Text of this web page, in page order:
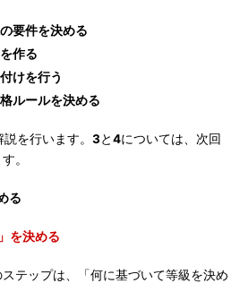
要件を決める
作る
けを行う
ルールを決める
を行います。 3と4については、次回
。
る
を決める
テップは、「何に基づいて等級を決め